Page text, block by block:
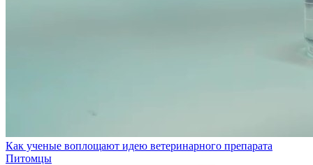
Как ученые воплощают идею ветеринарного препарата
Питомцы